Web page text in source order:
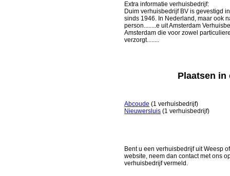
Extra informatie verhuisbedrijf:
Duim verhuisbedrijf BV is gevestigd
sinds 1946. In Nederland, maar ook
person........e uit Amsterdam
Amsterdam die voor zowel
verzorgt........
Plaatsen in
Abcoude (1 verhuisbedrijf)
Nieuwersluis (1 verhuisbedrijf)
Bent u een verhuisbedrijf uit Weesp
website, neem dan contact met ons
verhuisbedrijf vermeld.